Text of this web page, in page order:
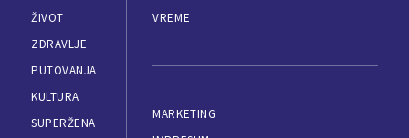
ŽIVOT
ZDRAVLJE
PUTOVANJA
KULTURA
SUPERŽENA
VREME
MARKETING